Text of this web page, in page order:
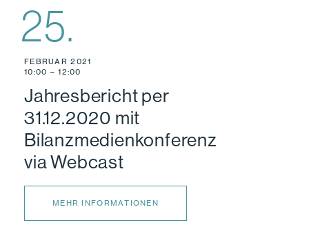
25.
FEBRUAR 2021
10:00 – 12:00
Jahresbericht per
31.12.2020 mit
Bilanzmedienkonferenz
via Webcast
MEHR INFORMATIONEN